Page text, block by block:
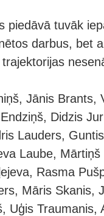
piedāvā tuvāk
darbus, bet
Jānis Brants,
Didzis
Lauders,
Laube,
Rasma
Māris Skanis,
Uģis Traumanis,